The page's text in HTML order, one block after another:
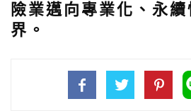
險業邁向專業化、永
界。